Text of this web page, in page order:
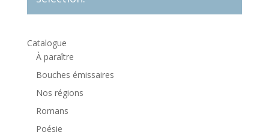
Catalogue
À paraître
Bouches émissaires
Nos régions
Romans
Poésie